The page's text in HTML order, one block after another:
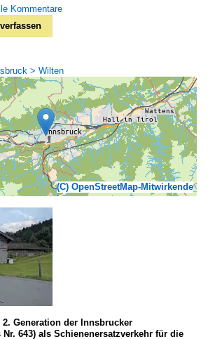
Kommentare
> Wilten
(C) OpenStreetMap-Mitwirkende
2. Generation der Innsbrucker
643) als Schienenersatzverkehr für die